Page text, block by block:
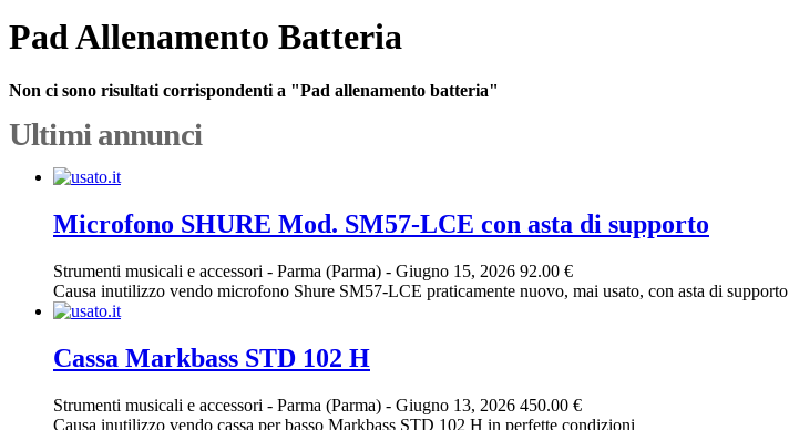
Pad Allenamento Batteria
Non ci sono risultati corrispondenti a "Pad allenamento batteria"
Ultimi annunci
Microfono SHURE Mod. SM57-LCE con asta di supporto
Strumenti musicali e accessori - Parma (Parma) - Giugno 15, 2026 92.00 €
Causa inutilizzo vendo microfono Shure SM57-LCE praticamente nuovo, mai usato, con asta di supporto
Cassa Markbass STD 102 H
Strumenti musicali e accessori - Parma (Parma) - Giugno 13, 2026 450.00 €
Causa inutilizzo vendo cassa per basso Markbass STD 102 H in perfette condizioni